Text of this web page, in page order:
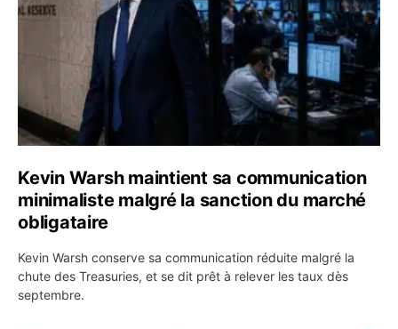
Kevin Warsh maintient sa communication
minimaliste malgré la sanction du marché
obligataire
Kevin Warsh conserve sa communication réduite malgré la
chute des Treasuries, et se dit prêt à relever les taux dès
septembre.